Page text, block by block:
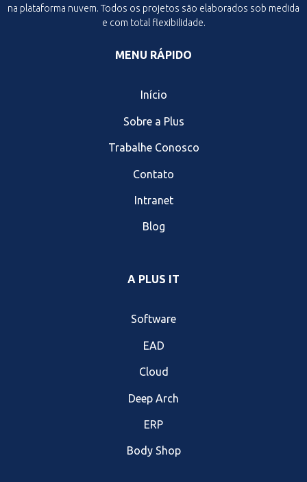
na plataforma nuvem. Todos os projetos são elaborados sob medida
e com total flexibilidade.
MENU RÁPIDO
Início
Sobre a Plus
Trabalhe Conosco
Contato
Intranet
Blog
A PLUS IT
Software
EAD
Cloud
Deep Arch
ERP
Body Shop